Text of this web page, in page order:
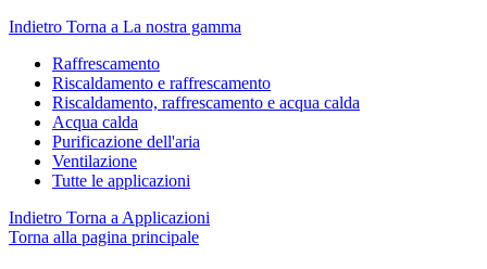
Indietro Torna a La nostra gamma
Raffrescamento
Riscaldamento e raffrescamento
Riscaldamento, raffrescamento e acqua calda
Acqua calda
Purificazione dell'aria
Ventilazione
Tutte le applicazioni
Indietro Torna a Applicazioni
Torna alla pagina principale